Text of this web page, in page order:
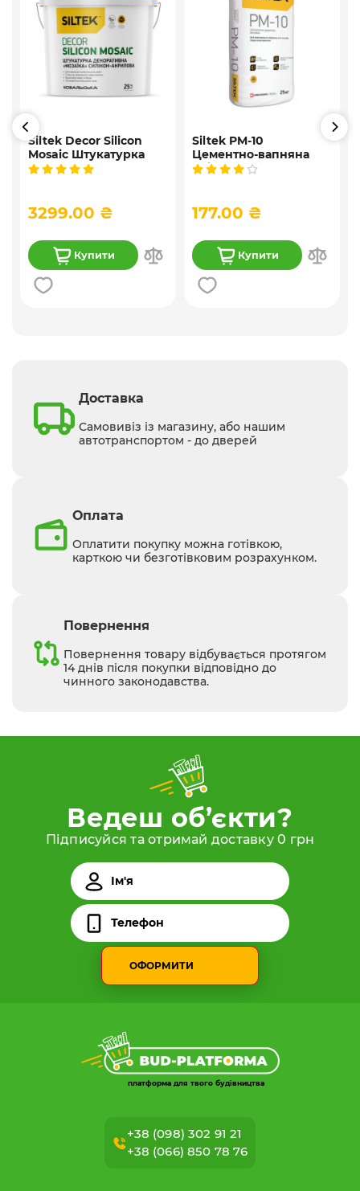
Siltek Decor Silicon
Mosaic Штукатурка
мозаїчна декоративна
3299.00 ₴
Купити
Siltek PM-10
Цементно-вапняна
універсальна
177.00 ₴
Купити
Доставка
Самовивіз із магазину, або нашим
автотранспортом - до дверей
Оплата
Оплатити покупку можна готівкою,
карткою чи безготівковим розрахунком.
Повернення
Повернення товару відбувається протягом
14 днів після покупки відповідно до
чинного законодавства.
Ведеш об’єкти?
Підписуйся та отримай доставку 0 грн
ОФОРМИТИ
платформа для твого будівництва
+38 (098) 302 91 21
+38 (066) 850 78 76